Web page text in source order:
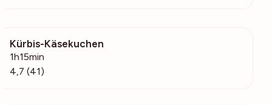
Kürbis-Käsekuchen
1h15min
4,7 (41)